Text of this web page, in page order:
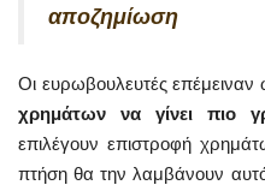
αποζημίωση
Οι ευρωβουλευτές επέμειναν
χρημάτων να γίνει πιο
επιλέγουν επιστροφή
πτήση θα την λαμβάνουν